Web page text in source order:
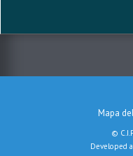
Mapa
©
Developed